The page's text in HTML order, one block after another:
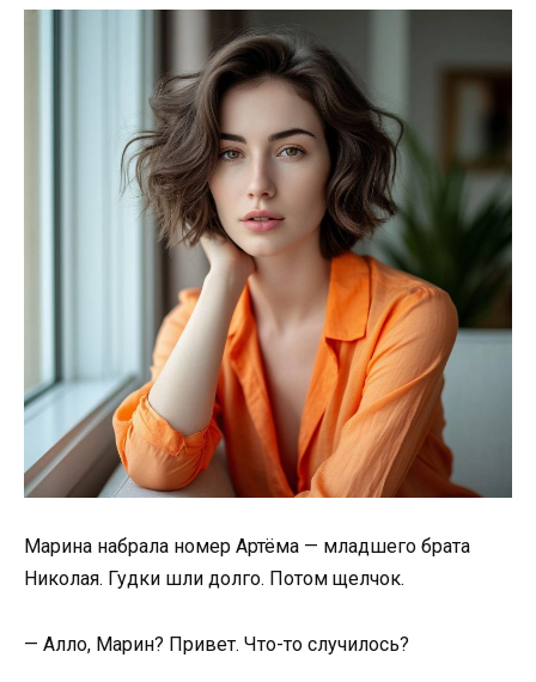
Марина набрала номер Артёма — младшего брата
Николая. Гудки шли долго. Потом щелчок.
— Алло, Марин? Привет. Что-то случилось?